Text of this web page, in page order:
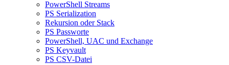
PowerShell Streams
PS Serialization
Rekursion oder Stack
PS Passworte
PowerShell, UAC und Exchange
PS Keyvault
PS CSV-Datei